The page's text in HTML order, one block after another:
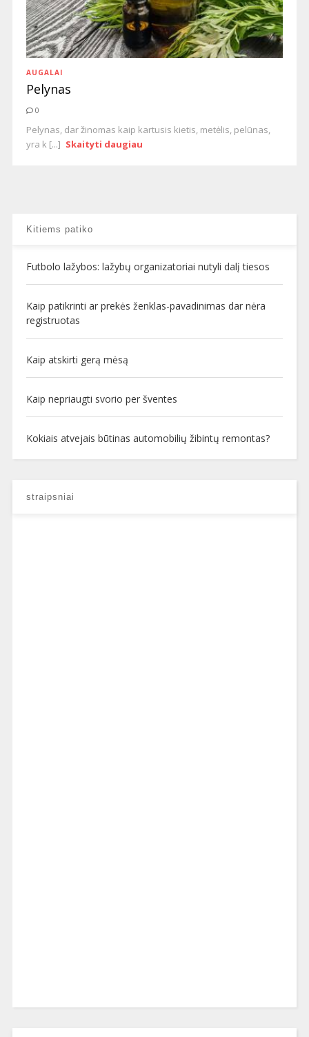
AUGALAI
Pelynas
0
Pelynas, dar žinomas kaip kartusis kietis, metėlis, pelūnas,
yra k [...] Skaityti daugiau
Kitiems patiko
Futbolo lažybos: lažybų organizatoriai nutyli dalį tiesos
Kaip patikrinti ar prekės ženklas-pavadinimas dar nėra
registruotas
Kaip atskirti gerą mėsą
Kaip nepriaugti svorio per šventes
Kokiais atvejais būtinas automobilių žibintų remontas?
straipsniai